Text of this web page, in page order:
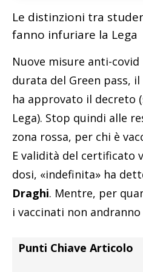
E validità del certificato
dosi, «indefinita» ha
Draghi . Mentre, per
i vaccinati non
Punti Chiave Articolo
Speranza: «Nessuna
La durata del Green
Le attività scolastiche
Stranieri in Italia